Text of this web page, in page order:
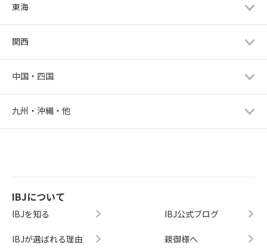
東海
関西
中国・四国
九州・沖縄・他
IBJについて
IBJを知る
IBJが選ばれる理由
IBJ公式ブログ
親御様へ